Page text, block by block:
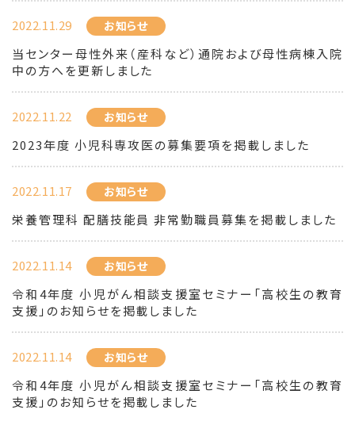
2022.11.29 お知らせ
当センター母性外来（産科など）通院および母性病棟入院
中の方へを更新しました
2022.11.22 お知らせ
2023年度 小児科専攻医の募集要項を掲載しました
2022.11.17 お知らせ
栄養管理科 配膳技能員 非常勤職員募集を掲載しました
2022.11.14 お知らせ
令和4年度 小児がん相談支援室セミナー「高校生の教育
支援」のお知らせを掲載しました
2022.11.14 お知らせ
令和4年度 小児がん相談支援室セミナー「高校生の教育
支援」のお知らせを掲載しました